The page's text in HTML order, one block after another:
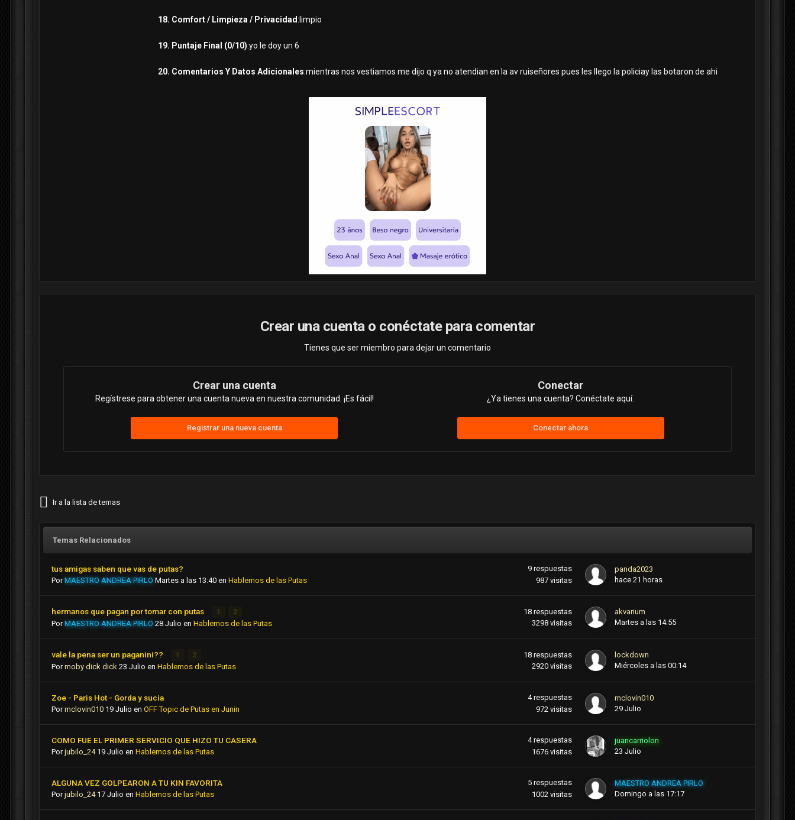
18. Comfort / Limpieza / Privacidad:limpio
19. Puntaje Final (0/10):yo le doy un 6
20. Comentarios Y Datos Adicionales:mientras nos vestiamos me dijo q ya no atendian en la av ruiseñores pues les llego la policiay las botaron de ahi
Crear una cuenta o conéctate para comentar
Tienes que ser miembro para dejar un comentario
Crear una cuenta
Regístrese para obtener una cuenta nueva en nuestra comunidad. ¡Es fácil!
Registrar una nueva cuenta
Conectar
¿Ya tienes una cuenta? Conéctate aquí.
Conectar ahora
Ir a la lista de temas
Temas Relacionados
tus amigas saben que vas de putas?
PorMAESTRO ANDREA PIRLO Martes a las 13:40 en Hablemos de las Putas
9 respuestas
987 visitas
panda2023
hace 21 horas
hermanos que pagan por tomar con putas 1 2
PorMAESTRO ANDREA PIRLO 28 Julio en Hablemos de las Putas
18 respuestas
3298 visitas
akvarium
Martes a las 14:55
vale la pena ser un paganini?? 1 2
Pormoby dick dick 23 Julio en Hablemos de las Putas
18 respuestas
2920 visitas
lockdown
Miércoles a las 00:14
Zoe - Paris Hot - Gorda y sucia
Pormclovin010 19 Julio en OFF Topic de Putas en Junin
4 respuestas
972 visitas
mclovin010
29 Julio
COMO FUE EL PRIMER SERVICIO QUE HIZO TU CASERA
Porjubilo_24 19 Julio en Hablemos de las Putas
4 respuestas
1676 visitas
juancarriolon
23 Julio
ALGUNA VEZ GOLPEARON A TU KIN FAVORITA
Porjubilo_24 17 Julio en Hablemos de las Putas
5 respuestas
1002 visitas
MAESTRO ANDREA PIRLO
Domingo a las 17:17